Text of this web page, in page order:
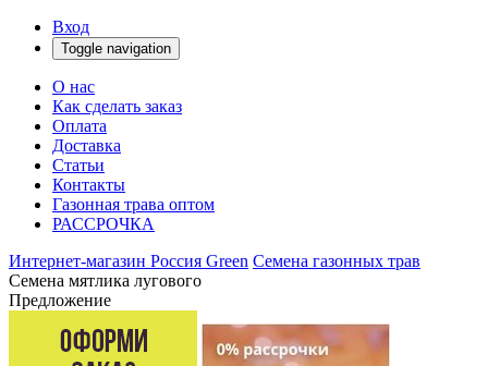
Вход
Toggle navigation
О нас
Как сделать заказ
Оплата
Доставка
Статьи
Контакты
Газонная трава оптом
РАССРОЧКА
Интернет-магазин Россия Green Семена газонных трав
Семена мятлика лугового
Предложение